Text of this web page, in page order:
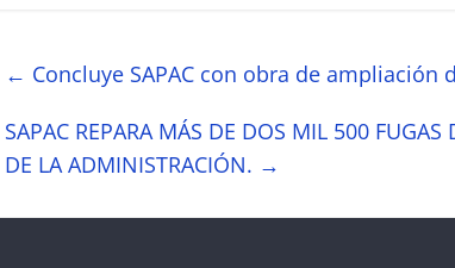
← Concluye SAPAC con obra de
SAPAC REPARA MÁS DE DOS MIL 500
DE LA ADMINISTRACIÓN. →